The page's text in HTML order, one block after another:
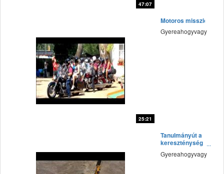
47:07
25:21
Motoros misszió
Gyereahogyvagy
Tanulmányút a
kereszténység
böcsőjébe
Gyereahogyvagy